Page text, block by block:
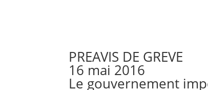
PREAVIS DE GREVE
16 mai 2016
Le gouvernement